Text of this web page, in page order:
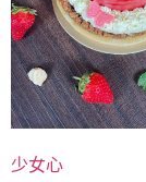
少女心